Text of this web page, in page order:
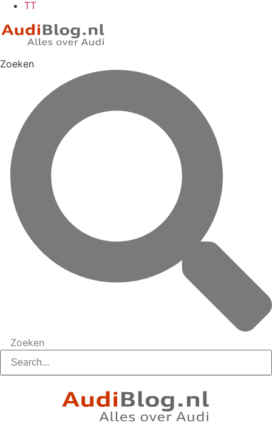
TT
Zoeken
Zoeken